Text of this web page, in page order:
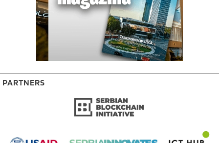
PARTNERS